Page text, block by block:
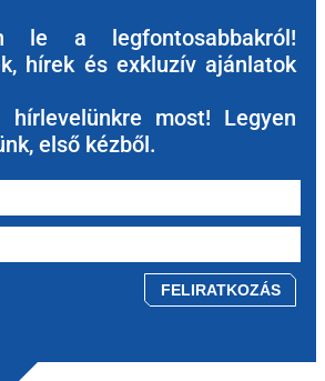
le a legfontosabbakról!
hírek és exkluzív ajánlatok
most! Legyen
első kézből.